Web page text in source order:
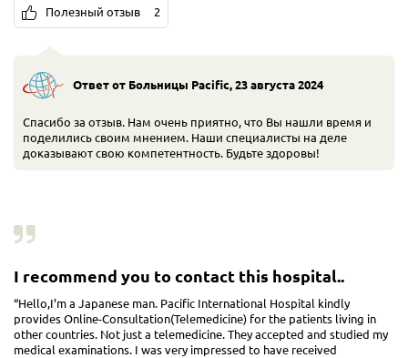
Полезный отзыв 2
Ответ от Больницы Pacific, 23 августа 2024
Спасибо за отзыв. Нам очень приятно, что Вы нашли время и
поделились своим мнением. Наши специалисты на деле
доказывают свою компетентность. Будьте здоровы!
I recommend you to contact this hospital..
“Hello,I’m a Japanese man. Pacific International Hospital kindly
provides Online-Consultation(Telemedicine) for the patients living in
other countries. Not just a telemedicine. They accepted and studied my
medical examinations. I was very impressed to have received